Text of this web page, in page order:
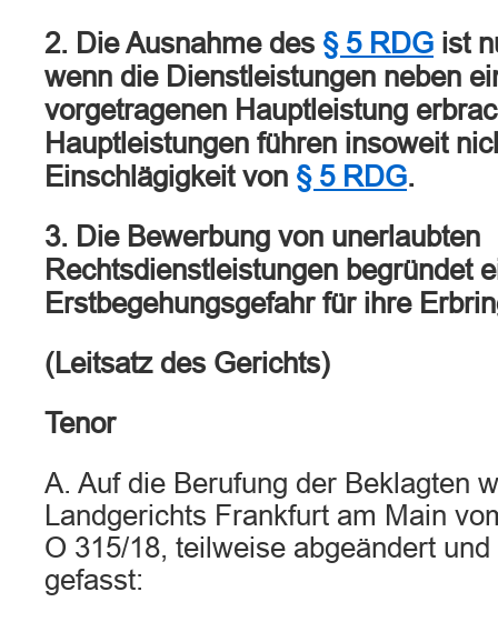
2. Die Ausnahme des § 5 RDG ist
wenn die Dienstleistungen neben
vorgetragenen Hauptleistung
Hauptleistungen führen insoweit
Einschlägigkeit von § 5 RDG.
3. Die Bewerbung von unerlaubten
Rechtsdienstleistungen begründet
Erstbegehungsgefahr für ihre
(Leitsatz des Gerichts)
Tenor
A. Auf die Berufung der Beklagten
Landgerichts Frankfurt am Main
O 315/18, teilweise abgeändert
gefasst: